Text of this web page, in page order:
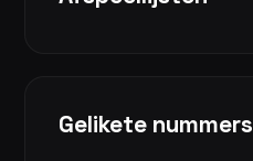
Gelikete nummers